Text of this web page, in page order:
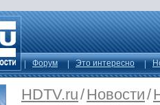
Форум Это интересно
HDTV.ru/Новости/